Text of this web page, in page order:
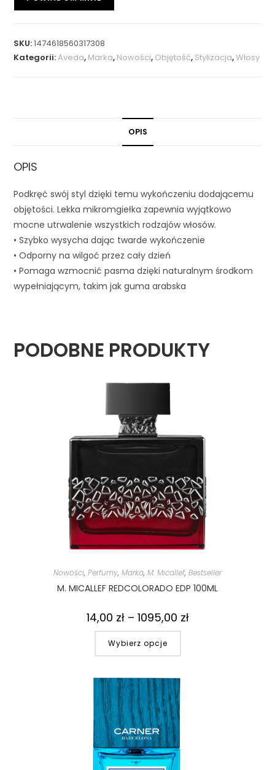
SKU:1474618560317308
Kategorii:Aveda, Marka, Nowości, Objętość, Stylizacja,Włosy
OPIS
OPIS
Podkręć swój styl dzięki temu wykończeniu dodającemu
objętości. Lekka mikromgiełka zapewnia wyjątkowo
mocne utrwalenie wszystkich rodzajów włosów.
• Szybko wysycha dając twarde wykończenie
• Odporny na wilgoć przez cały dzień
• Pomaga wzmocnić pasma dzięki naturalnym środkom
wypełniającym, takim jak guma arabska
PODOBNE PRODUKTY
Nowości, Perfumy, Marka, M. Micallef, Bestseller
M. MICALLEF REDCOLORADO EDP 100ML
14,00 zł – 1095,00 zł
Wybierz opcje